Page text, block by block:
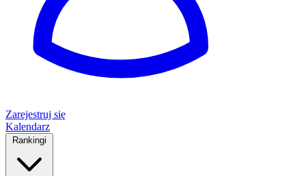
Zarejestruj się
Kalendarz
Rankingi